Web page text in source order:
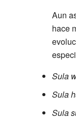
Aun
hace
Sula
Sula
Sula